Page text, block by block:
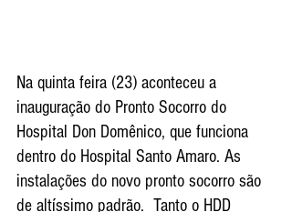
Na quinta feira (23) aconteceu a
inauguração do Pronto Socorro do
Hospital Don Domênico, que funciona
dentro do Hospital Santo Amaro. As
instalações do novo pronto socorro são
de altíssimo padrão.  Tanto o HDD